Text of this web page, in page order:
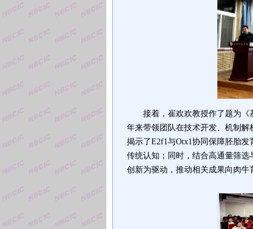
接着， 崔欢欢教授作了题为《
年来带领团队在技术开发、机制解
揭示了E2f1与Otx1协同保障胚胎
传统认知；同时，结合高通量筛
创新为驱动，推动相关成果向 肉牛